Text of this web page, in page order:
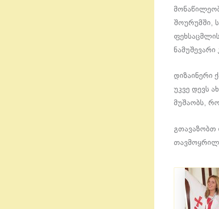
შოურუმში,
ნამუშევარი
დიზაინერი
უკვე დევს
მუშაობს,
გთავაზობთ